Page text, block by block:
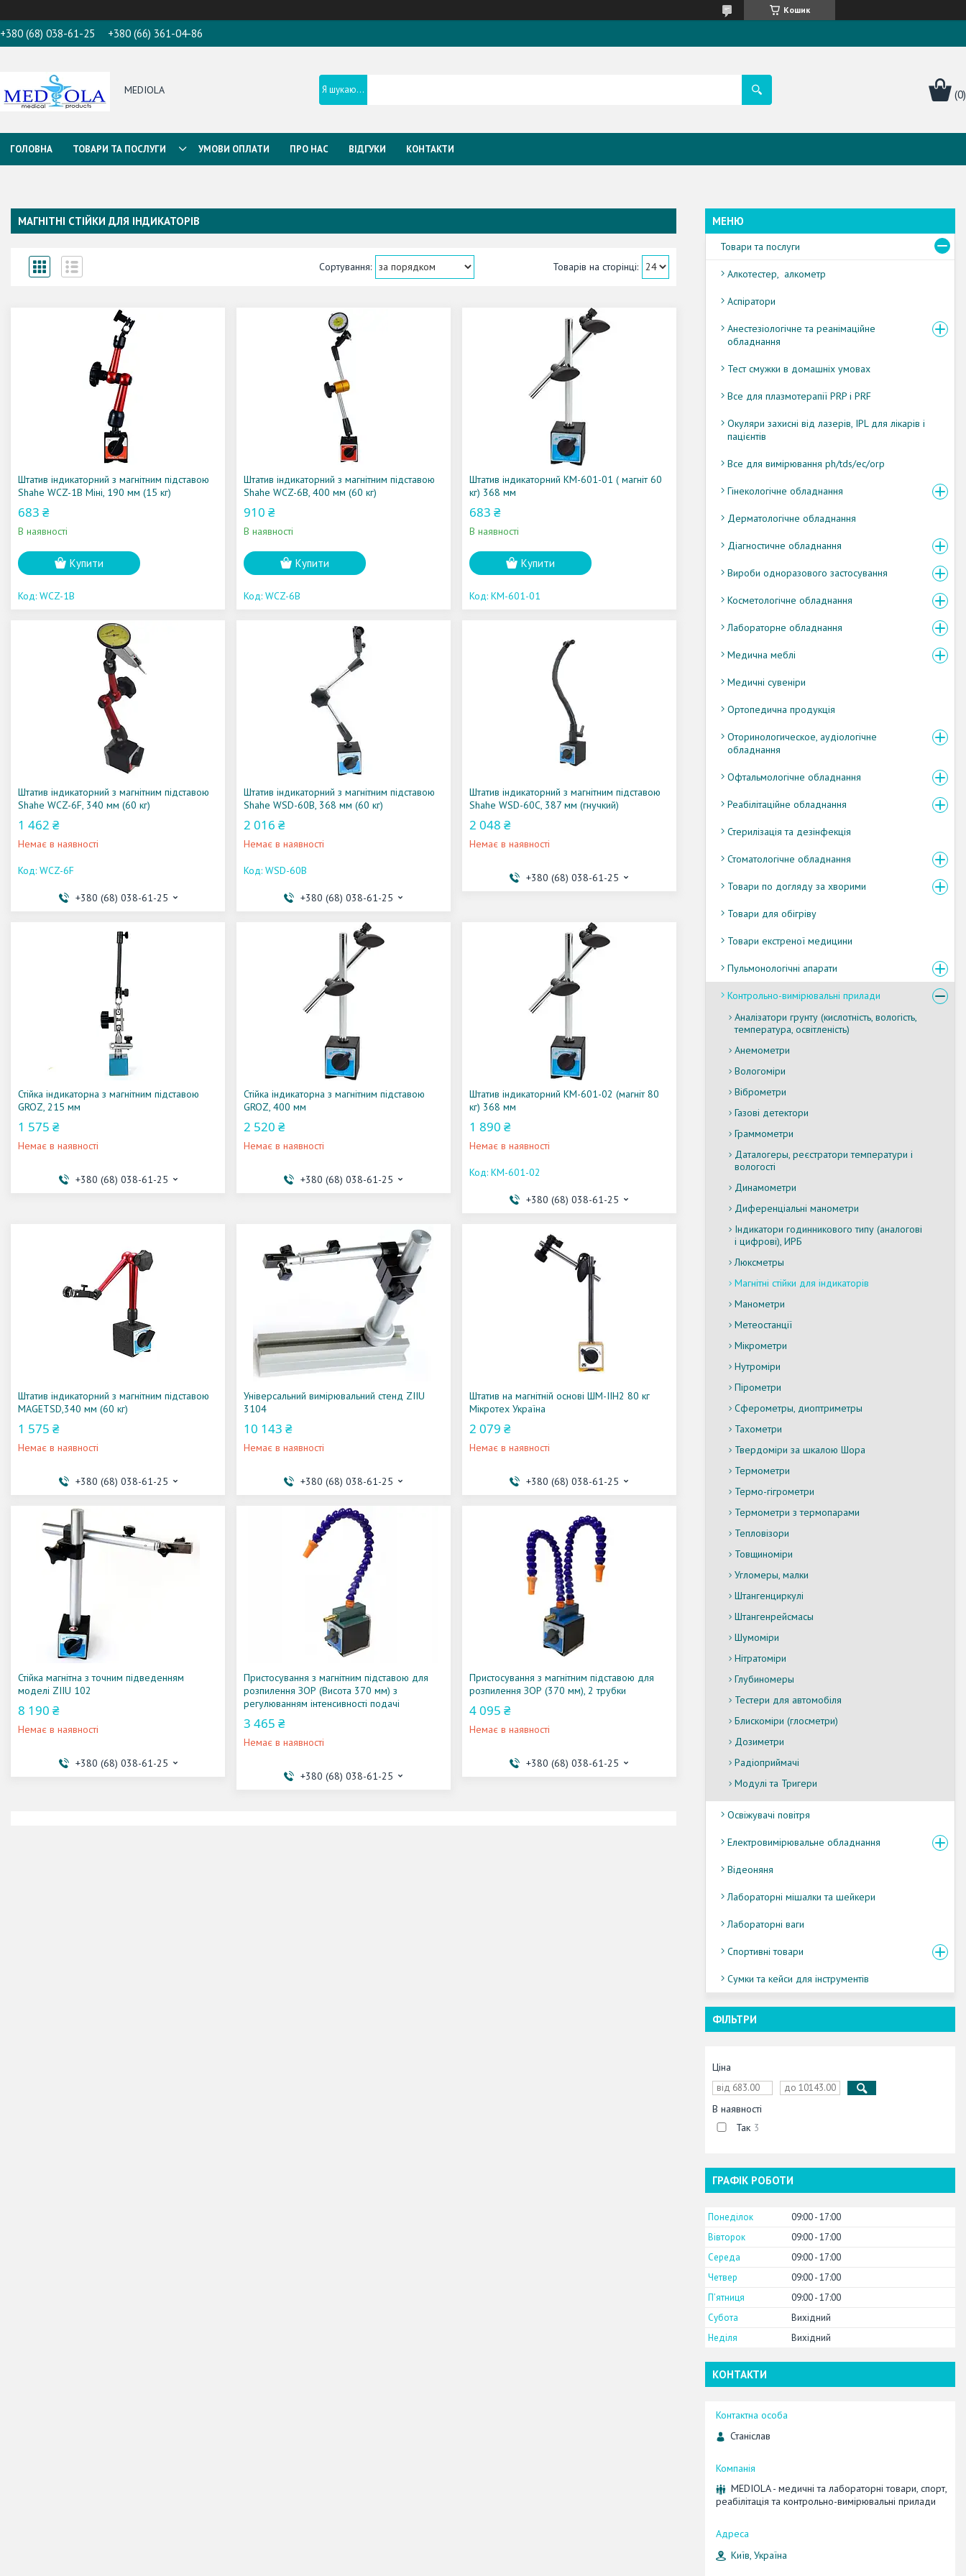
Кошик
+380 (68) 038-61-25 +380 (66) 361-04-86
MEDIOLA
ГОЛОВНА ТОВАРИ ТА ПОСЛУГИ УМОВИ ОПЛАТИ ПРО НАС ВІДГУКИ КОНТАКТИ
МАГНІТНІ СТІЙКИ ДЛЯ ІНДИКАТОРІВ
Штатив індикаторний з магнітним підставою
Shahe WCZ-1B Міні, 190 мм (15 кг)
683 ₴
В наявності
Купити
WCZ-1B
Штатив індикаторний з магнітним підставою
Shahe WCZ-6B, 400 мм (60 кг)
910 ₴
В наявності
Купити
WCZ-6B
Штатив індикаторний KM-601-01 ( магніт 60
кг) 368 мм
683 ₴
В наявності
Купити
KM-601-01
Штатив індикаторний з магнітним підставою
Shahe WCZ-6F, 340 мм (60 кг)
1 462 ₴
Немає в наявності
WCZ-6F
+380 (68) 038-61-25
Штатив індикаторний з магнітним підставою
Shahe WSD-60B, 368 мм (60 кг)
2 016 ₴
Немає в наявності
WSD-60B
+380 (68) 038-61-25
Штатив індикаторний з магнітним підставою
Shahe WSD-60C, 387 мм (гнучкий)
2 048 ₴
Немає в наявності
+380 (68) 038-61-25
Стійка індикаторна з магнітним підставою
GROZ, 215 мм
1 575 ₴
Немає в наявності
+380 (68) 038-61-25
Стійка індикаторна з магнітним підставою
GROZ, 400 мм
2 520 ₴
Немає в наявності
+380 (68) 038-61-25
Штатив індикаторний KM-601-02 (магніт 80
кг) 368 мм
1 890 ₴
Немає в наявності
KM-601-02
+380 (68) 038-61-25
Штатив індикаторний з магнітним підставою
MAGETSD,340 мм (60 кг)
1 575 ₴
Немає в наявності
+380 (68) 038-61-25
Універсальний вимірювальний стенд ZIIU
3104
10 143 ₴
Немає в наявності
+380 (68) 038-61-25
Штатив на магнітній основі ШМ-ІІН2 80 кг
Мікротех Україна
2 079 ₴
Немає в наявності
+380 (68) 038-61-25
Стійка магнітна з точним підведенням
моделі ZIIU 102
8 190 ₴
Немає в наявності
+380 (68) 038-61-25
Пристосування з магнітним підставою для
розпилення ЗОР (Висота 370 мм) з
регулюванням інтенсивності подачі
3 465 ₴
Немає в наявності
+380 (68) 038-61-25
Пристосування з магнітним підставою для
розпилення ЗОР (370 мм), 2 трубки
4 095 ₴
Немає в наявності
+380 (68) 038-61-25
Товари та послуги
Алкотестер, алкометр
Аспіратори
Анестезіологічне та реанімаційне
обладнання
Тест смужки в домашніх умовах
Все для плазмотерапії PRP і PRF
Окуляри захисні від лазерів, IPL для лікарів і
пацієнтів
Все для вимірювання ph/tds/ec/orp
Гінекологічне обладнання
Дерматологічне обладнання
Діагностичне обладнання
Вироби одноразового застосування
Косметологічне обладнання
Лабораторне обладнання
Медична меблі
Медичні сувеніри
Ортопедична продукція
Оторинологическое, аудіологічне
обладнання
Офтальмологічне обладнання
Реабілітаційне обладнання
Стерилізація та дезінфекція
Стоматологічне обладнання
Товари по догляду за хворими
Товари для обігріву
Товари екстреної медицини
Пульмонологічні апарати
Контрольно-вимірювальні прилади
Аналізатори грунту (кислотність, вологість,
температура, освітленість)
Анемометри
Вологоміри
Віброметри
Газові детектори
Граммометри
Даталогеры, реєстратори температури і
вологості
Динамометри
Диференціальні манометри
Індикатори годинникового типу (аналогові
і цифрові), ИРБ
Люксметры
Магнітні стійки для індикаторів
Манометри
Метеостанції
Мікрометри
Нутроміри
Пірометри
Сферометры, диоптриметры
Тахометри
Твердоміри за шкалою Шора
Термометри
Термо-гігрометри
Термометри з термопарами
Тепловізори
Товщиноміри
Угломеры, малки
Штангенциркулі
Штангенрейсмасы
Шумоміри
Нітратоміри
Глубиномеры
Тестери для автомобіля
Блискоміри (глосметри)
Дозиметри
Радіоприймачі
Модулі та Тригери
Освіжувачі повітря
Електровимірювальне обладнання
Відеоняня
Лабораторні мішалки та шейкери
Лабораторні ваги
Спортивні товари
Сумки та кейси для інструментів
ФІЛЬТРИ
Ціна
В наявності
Так 3
ГРАФІК РОБОТИ
Понеділок 09:00 17:00
Вівторок
09:00 17:00
Середа
09:00 17:00
Четвер
09:00 17:00
Пʼятниця
09:00 17:00
Субота
Вихідний
Неділя
Вихідний
КОНТАКТИ
Станіслав
MEDIOLA - медичні та лабораторні товари, спорт,
реабілітація та контрольно-вимірювальні прилади
Київ, Україна